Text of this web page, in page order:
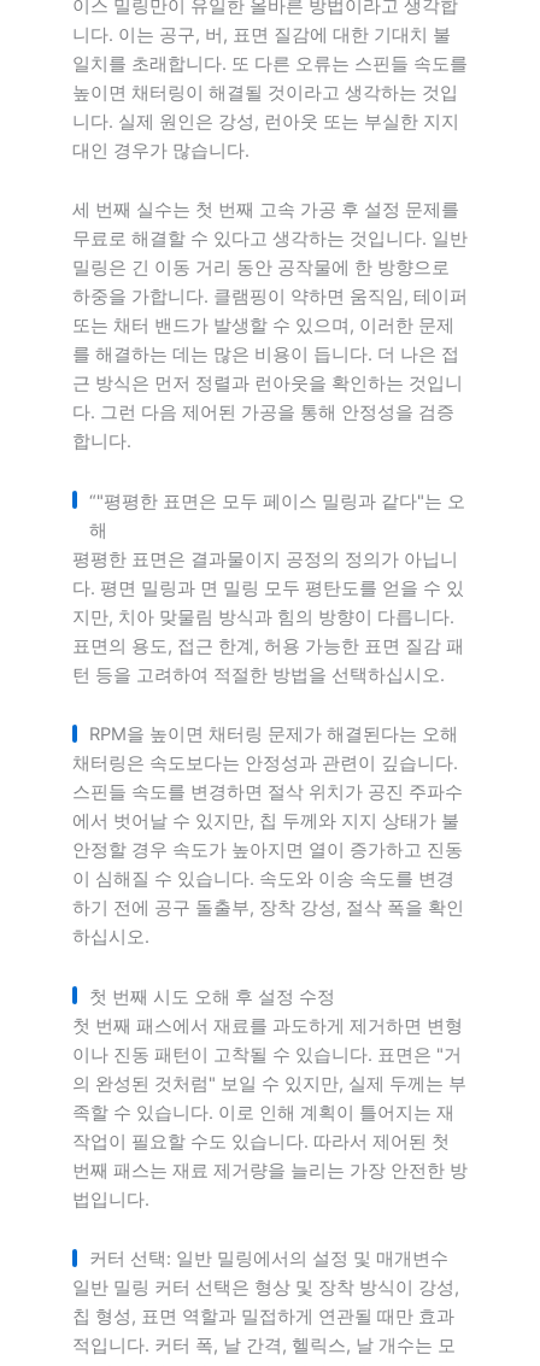
이스 밀링만이 유일한 올바른 방법이라고 생각합
니다. 이는 공구, 버, 표면 질감에 대한 기대치 불
일치를 초래합니다. 또 다른 오류는 스핀들 속도를
높이면 채터링이 해결될 것이라고 생각하는 것입
니다. 실제 원인은 강성, 런아웃 또는 부실한 지지
대인 경우가 많습니다.
세 번째 실수는 첫 번째 고속 가공 후 설정 문제를
무료로 해결할 수 있다고 생각하는 것입니다. 일반
밀링은 긴 이동 거리 동안 공작물에 한 방향으로
하중을 가합니다. 클램핑이 약하면 움직임, 테이퍼
또는 채터 밴드가 발생할 수 있으며, 이러한 문제
를 해결하는 데는 많은 비용이 듭니다. 더 나은 접
근 방식은 먼저 정렬과 런아웃을 확인하는 것입니
다. 그런 다음 제어된 가공을 통해 안정성을 검증
합니다.
“"평평한 표면은 모두 페이스 밀링과 같다"는 오
해
평평한 표면은 결과물이지 공정의 정의가 아닙니
다. 평면 밀링과 면 밀링 모두 평탄도를 얻을 수 있
지만, 치아 맞물림 방식과 힘의 방향이 다릅니다.
표면의 용도, 접근 한계, 허용 가능한 표면 질감 패
턴 등을 고려하여 적절한 방법을 선택하십시오.
RPM을 높이면 채터링 문제가 해결된다는 오해
채터링은 속도보다는 안정성과 관련이 깊습니다.
스핀들 속도를 변경하면 절삭 위치가 공진 주파수
에서 벗어날 수 있지만, 칩 두께와 지지 상태가 불
안정할 경우 속도가 높아지면 열이 증가하고 진동
이 심해질 수 있습니다. 속도와 이송 속도를 변경
하기 전에 공구 돌출부, 장착 강성, 절삭 폭을 확인
하십시오.
첫 번째 시도 오해 후 설정 수정
첫 번째 패스에서 재료를 과도하게 제거하면 변형
이나 진동 패턴이 고착될 수 있습니다. 표면은 "거
의 완성된 것처럼" 보일 수 있지만, 실제 두께는 부
족할 수 있습니다. 이로 인해 계획이 틀어지는 재
작업이 필요할 수도 있습니다. 따라서 제어된 첫
번째 패스는 재료 제거량을 늘리는 가장 안전한 방
법입니다.
커터 선택: 일반 밀링에서의 설정 및 매개변수
일반 밀링 커터 선택은 형상 및 장착 방식이 강성,
칩 형성, 표면 역할과 밀접하게 연관될 때만 효과
적입니다. 커터 폭, 날 간격, 헬릭스, 날 개수는 모